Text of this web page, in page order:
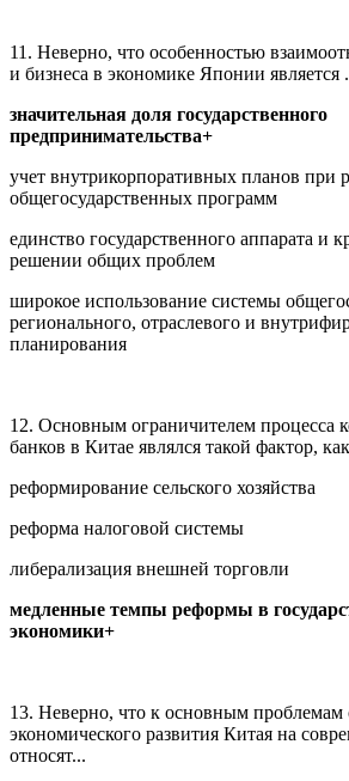
11. Неверно, что особенностью
и бизнеса в экономике Японии является
значительная доля государственного
предпринимательства+
учет внутрикорпоративных планов при
общегосударственных программ
единство государственного аппарата и
решении общих проблем
широкое использование системы
регионального, отраслевого и
планирования
12. Основным ограничителем процесса
банков в Китае являлся такой фактор,
реформирование сельского хозяйства
реформа налоговой системы
либерализация внешней торговли
медленные темпы реформы в
экономики+
13. Неверно, что к основным проблемам
экономического развития Китая на
относят...